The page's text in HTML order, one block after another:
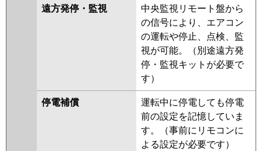
遠方発停・監視
中央監視リモート盤から
の信号により、エアコン
の運転や停止、点検、監
視が可能。（別途遠方発
停・監視キットが必要で
す）
停電補償
運転中に停電しても停電
前の設定を記憶していま
す。（事前にリモコンに
よる設定が必要です）